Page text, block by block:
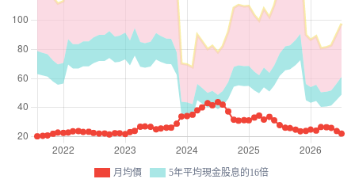
月均價
5年平均現金股息的16倍